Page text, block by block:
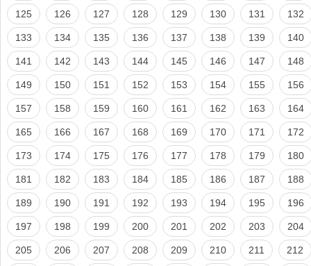
125 126 127 128 129 130 131 132
133 134 135 136 137 138 139 140
141 142 143 144 145 146 147 148
149 150 151 152 153 154 155 156
157 158 159 160 161 162 163 164
165 166 167 168 169 170 171 172
173 174 175 176 177 178 179 180
181 182 183 184 185 186 187 188
189 190 191 192 193 194 195 196
197 198 199 200 201 202 203 204
205 206 207 208 209 210 211 212